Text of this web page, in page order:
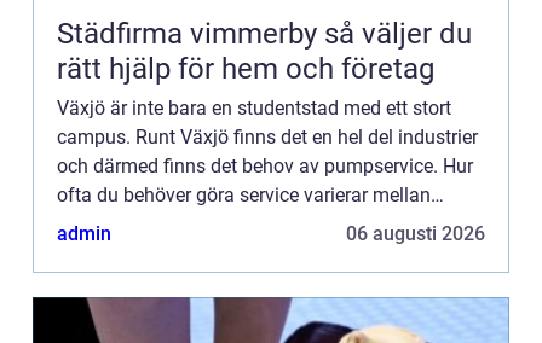
Städfirma vimmerby så väljer du
rätt hjälp för hem och företag
Växjö är inte bara en studentstad med ett stort
campus. Runt Växjö finns det en hel del industrier
och därmed finns det behov av pumpservice. Hur
ofta du behöver göra service varierar mellan
pumpar. Pumpar som hanterar frätande ämnen
admin 06 augusti 2026